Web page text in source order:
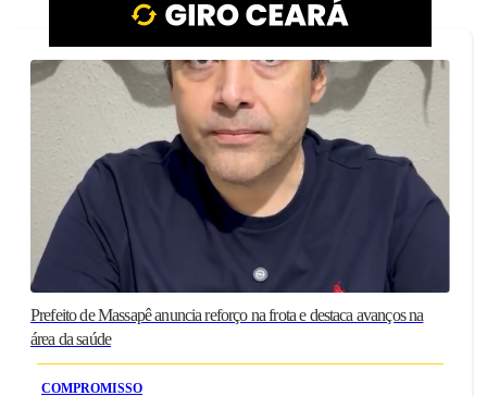
Prefeito de Massapê anuncia reforço na frota e destaca avanços na
área da saúde
COMPROMISSO